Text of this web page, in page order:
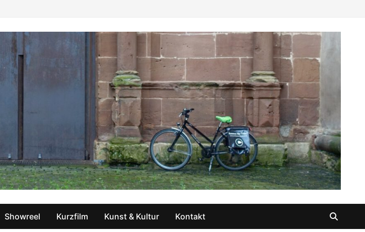
Showreel Kurzfilm Kunst & Kultur Kontakt